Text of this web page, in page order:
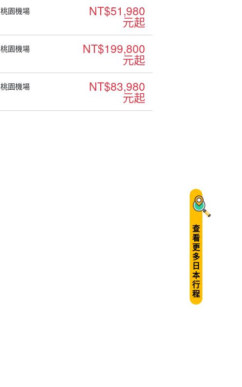
桃園機場 NT$51,980
元起
桃園機場 NT$199,800
元起
桃園機場 NT$83,980
元起
查
看
更
多
日
本
行
程